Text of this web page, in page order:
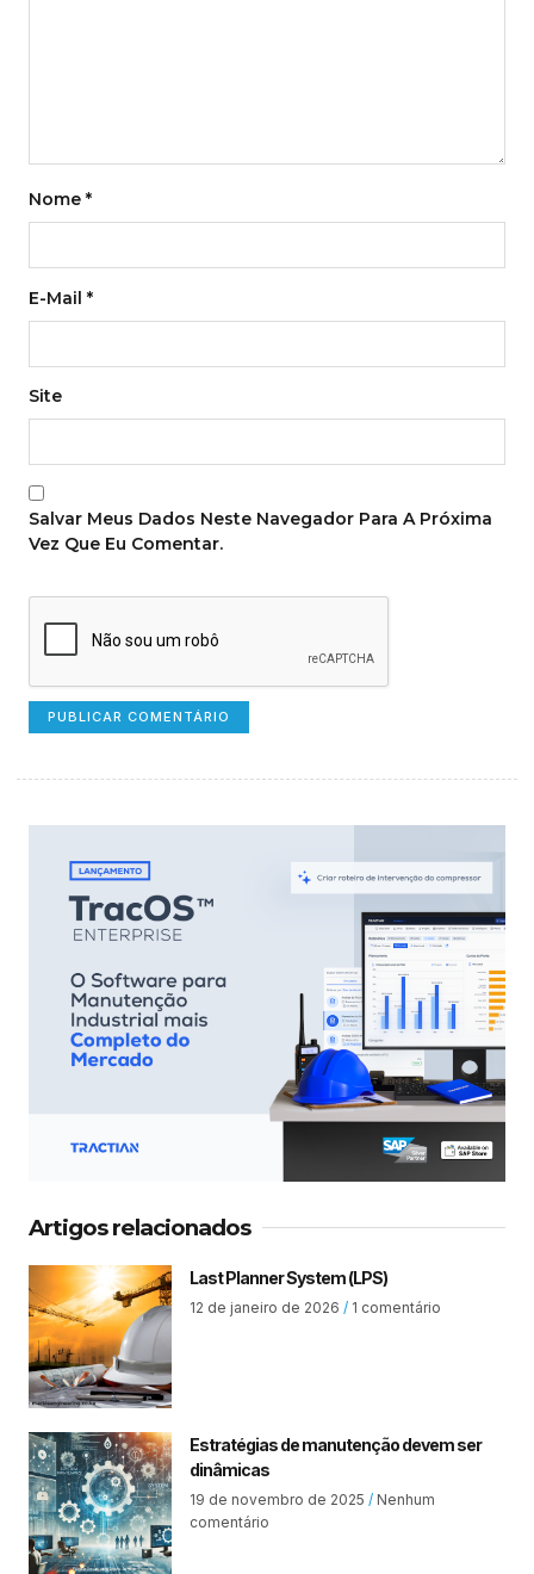
Nome *
E-Mail *
Site
Salvar Meus Dados Neste Navegador Para A Próxima
Vez Que Eu Comentar.
Artigos relacionados
Last Planner System (LPS)
12 de janeiro de 2026 1 comentário
Estratégias de manutenção devem ser
dinâmicas
19 de novembro de 2025
Nenhum
comentário